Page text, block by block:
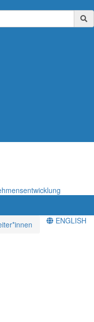
ENGLISH